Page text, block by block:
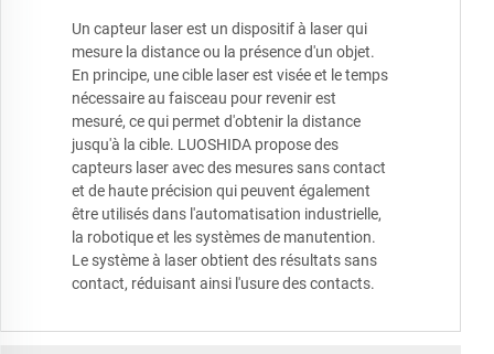
Un capteur laser est un dispositif à laser qui
mesure la distance ou la présence d'un objet.
En principe, une cible laser est visée et le temps
nécessaire au faisceau pour revenir est
mesuré, ce qui permet d'obtenir la distance
jusqu'à la cible. LUOSHIDA propose des
capteurs laser avec des mesures sans contact
et de haute précision qui peuvent également
être utilisés dans l'automatisation industrielle,
la robotique et les systèmes de manutention.
Le système à laser obtient des résultats sans
contact, réduisant ainsi l'usure des contacts.